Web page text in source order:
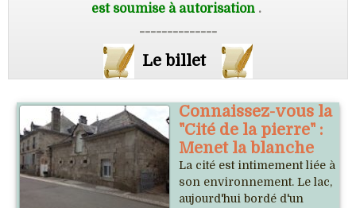
est soumise à autorisation.
--------------
Le billet
Connaissez-vous la
"Cité de la pierre" :
Menet la blanche
La cité est intimement liée à
son environnement. Le lac,
aujourd'hui bordé d'un